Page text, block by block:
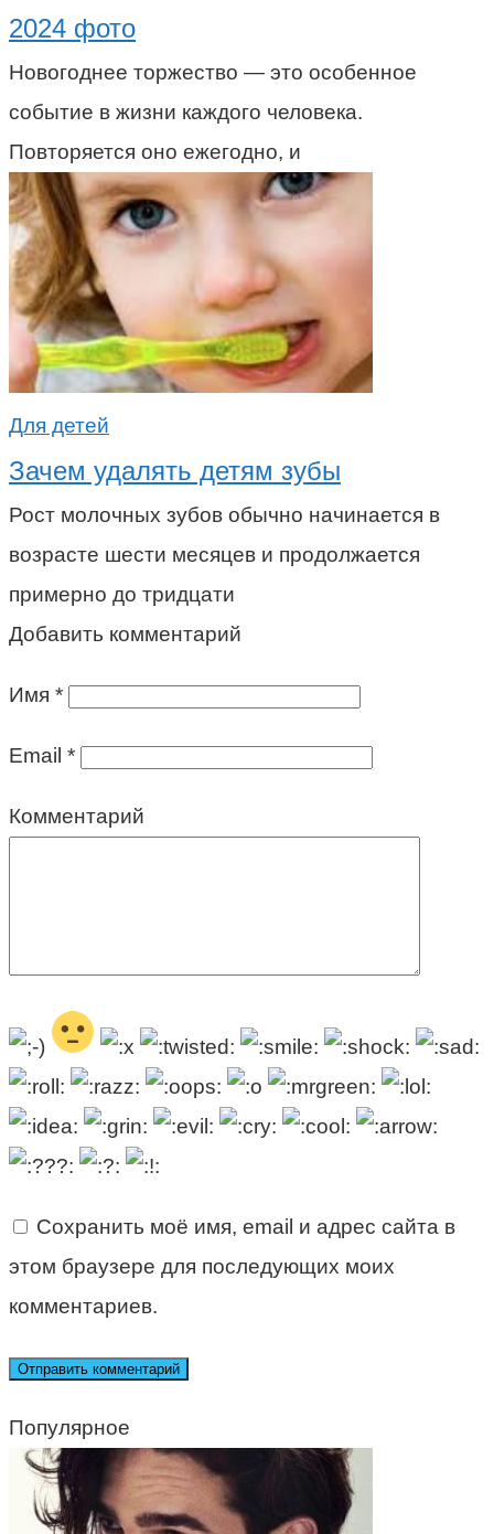
2024 фото
Новогоднее торжество — это особенное
событие в жизни каждого человека.
Повторяется оно ежегодно, и
Для детей
Зачем удалять детям зубы
Рост молочных зубов обычно начинается в
возрасте шести месяцев и продолжается
примерно до тридцати
Добавить комментарий
Имя *
Email *
Комментарий
Сохранить моё имя, email и адрес сайта в
этом браузере для последующих моих
комментариев.
Популярное